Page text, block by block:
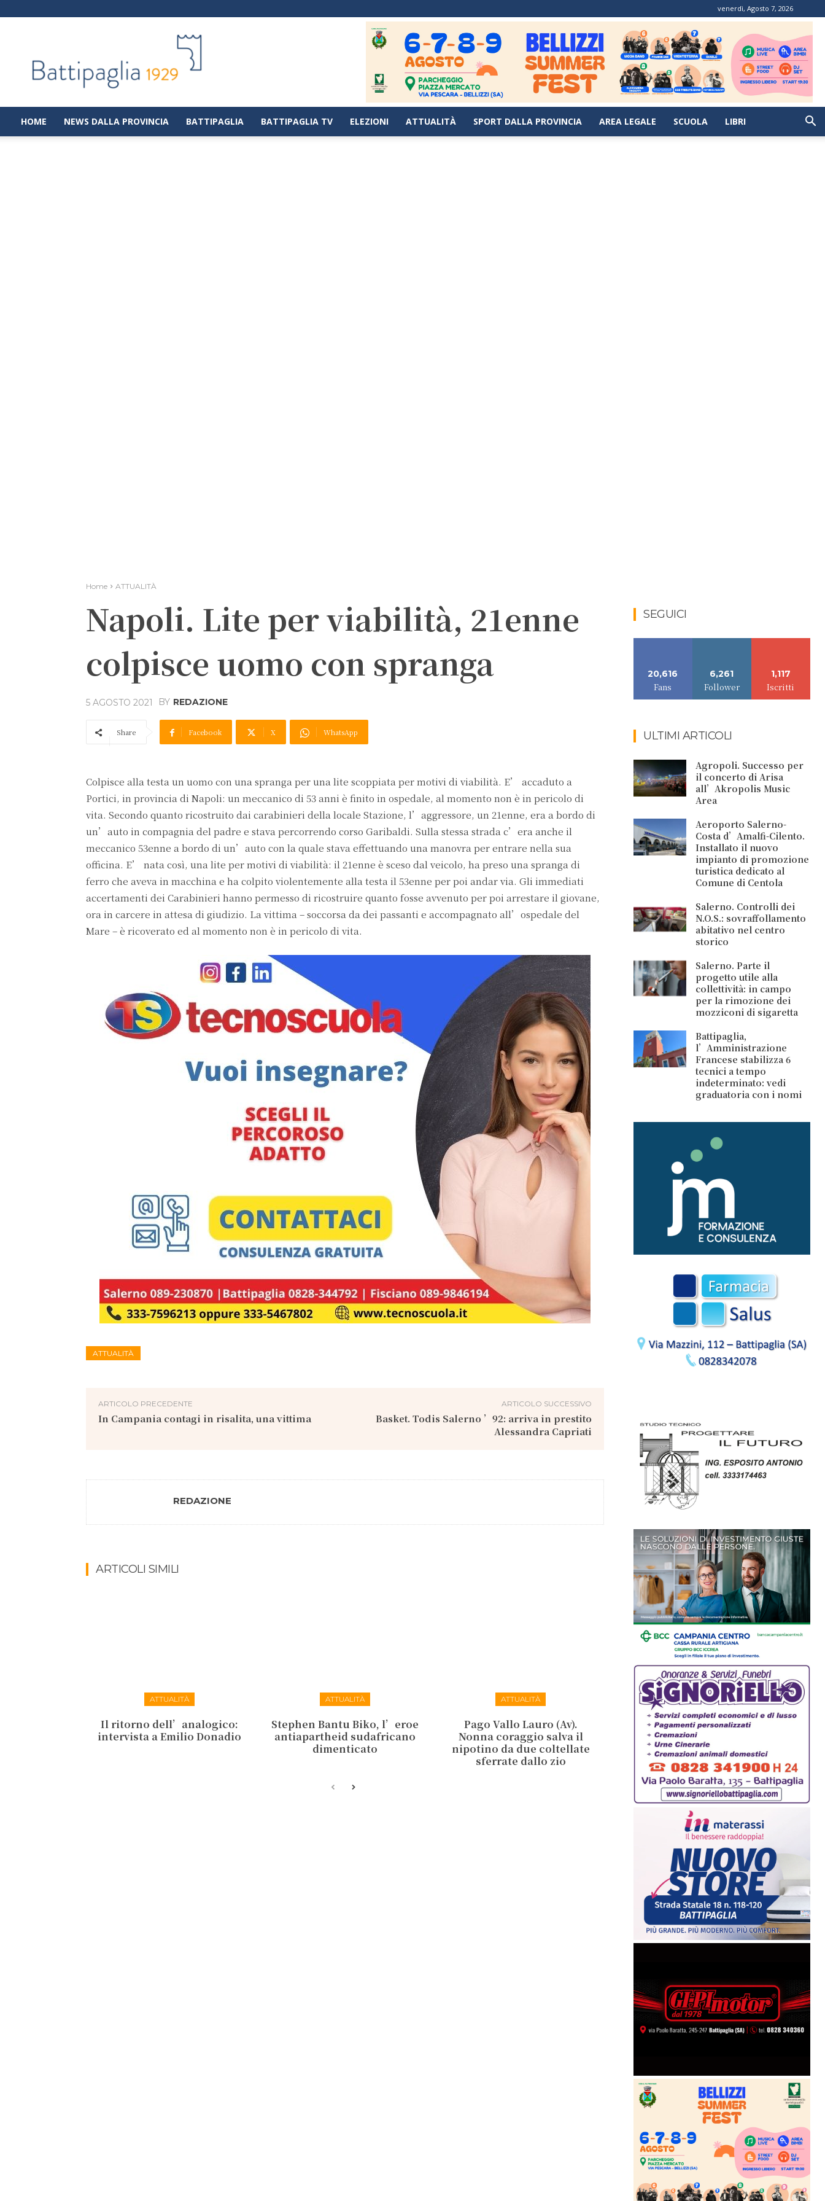
venerdì, Agosto 7, 2026
|
Notizie
dalla
città
di
HOME NEWS DALLA PROVINCIA BATTIPAGLIA BATTIPAGLIA TV ELEZIONI ATTUALITÀ SPORT DALLA PROVINCIA AREA LEGALE SCUOLA LIBRI
Home ATTUALITÀ
Napoli. Lite per viabilità, 21enne
colpisce uomo con spranga
5 AGOSTO 2021 BY REDAZIONE
Share Facebook X WhatsApp
Colpisce alla testa un uomo con una spranga per una lite scoppiata per motivi di viabilità. E’ accaduto a
Portici, in provincia di Napoli: un meccanico di 53 anni è finito in ospedale, al momento non è in pericolo di
vita. Secondo quanto ricostruito dai carabinieri della locale Stazione, l’aggressore, un 21enne, era a bordo di
un’auto in compagnia del padre e stava percorrendo corso Garibaldi. Sulla stessa strada c’era anche il
meccanico 53enne a bordo di un’auto con la quale stava effettuando una manovra per entrare nella sua
officina. E’ nata così, una lite per motivi di viabilità: il 21enne è sceso dal veicolo, ha preso una spranga di
ferro che aveva in macchina e ha colpito violentemente alla testa il 53enne per poi andar via. Gli immediati
accertamenti dei Carabinieri hanno permesso di ricostruire quanto fosse avvenuto per poi arrestare il giovane,
ora in carcere in attesa di giudizio. La vittima – soccorsa da dei passanti e accompagnato all’ospedale del
Mare – è ricoverato ed al momento non è in pericolo di vita.
ATTUALITÀ
ARTICOLO PRECEDENTE
In Campania contagi in risalita, una vittima
ARTICOLO SUCCESSIVO
Basket. Todis Salerno ’92: arriva in prestito
Alessandra Capriati
REDAZIONE
ARTICOLI SIMILI
ATTUALITÀ
Il ritorno dell’analogico:
intervista a Emilio Donadio
ATTUALITÀ
Stephen Bantu Biko, l’eroe
antiapartheid sudafricano
dimenticato
ATTUALITÀ
Pago Vallo Lauro (Av).
Nonna coraggio salva il
nipotino da due coltellate
sferrate dallo zio
SEGUICI
20,616
Fans
6,261
Follower
1,117
Iscritti
ULTIMI ARTICOLI
Agropoli. Successo per
il concerto di Arisa
all’Akropolis Music
Area
Aeroporto Salerno-
Costa d’Amalfi-Cilento.
Installato il nuovo
impianto di promozione
turistica dedicato al
Comune di Centola
Salerno. Controlli dei
N.O.S.: sovraffollamento
abitativo nel centro
storico
Salerno. Parte il
progetto utile alla
collettività: in campo
per la rimozione dei
mozziconi di sigaretta
Battipaglia,
l’Amministrazione
Francese stabilizza 6
tecnici a tempo
indeterminato: vedi
graduatoria con i nomi